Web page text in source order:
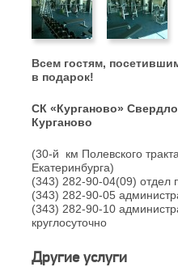
Всем гостям,
в подарок!
СК «Курганово»
Курганово
(30-й км Полевского
Екатеринбурга)
(343) 282-90-04(09) отдел
(343) 282-90-05
(343) 282-90-10
круглосуточно
Другие услуги